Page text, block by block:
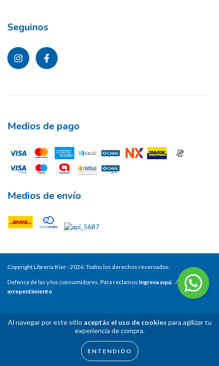
Al navegar por este sitio aceptás el uso de cookies para agilizar tu
experiencia de compra.
ENTENDIDO
Seguinos
Medios de pago
Medios de envío
Copyright Librería Kier - 2026. Todos los derechos reservados.
Defensa de las y los consumidores. Para reclamos ingresa aquí. /
Botón de
arrepentimiento